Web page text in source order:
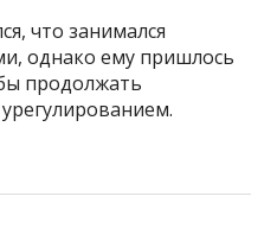
что занимался
однако ему пришлось
продолжать